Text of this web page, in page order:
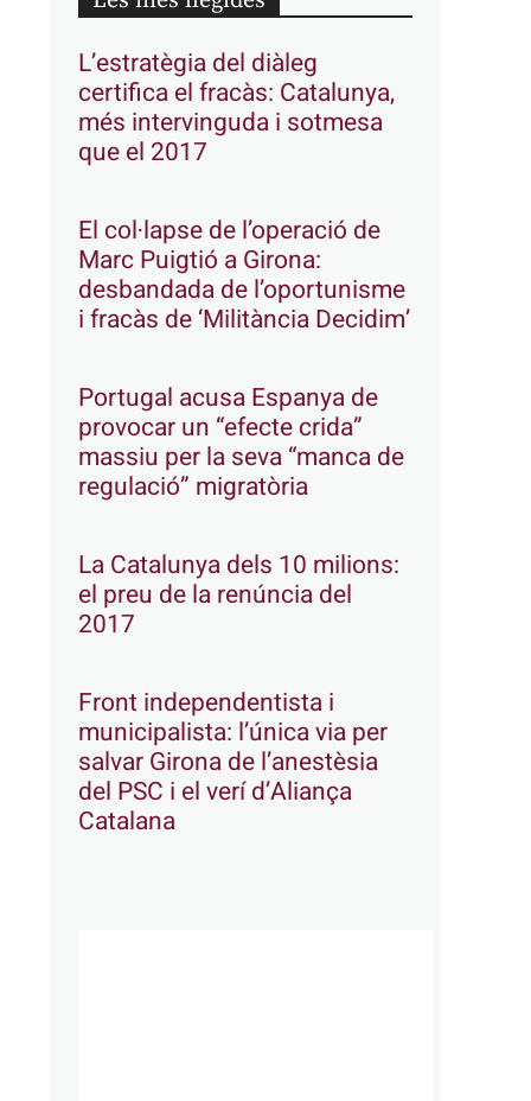
L’estratègia del diàleg
certifica el fracàs: Catalunya,
més intervinguda i sotmesa
que el 2017
El col·lapse de l’operació de
Marc Puigtió a Girona:
desbandada de l’oportunisme
i fracàs de ‘Militància Decidim’
Portugal acusa Espanya de
provocar un “efecte crida”
massiu per la seva “manca de
regulació” migratòria
La Catalunya dels 10 milions:
el preu de la renúncia del
2017
Front independentista i
municipalista: l’única via per
salvar Girona de l’anestèsia
del PSC i el verí d’Aliança
Catalana